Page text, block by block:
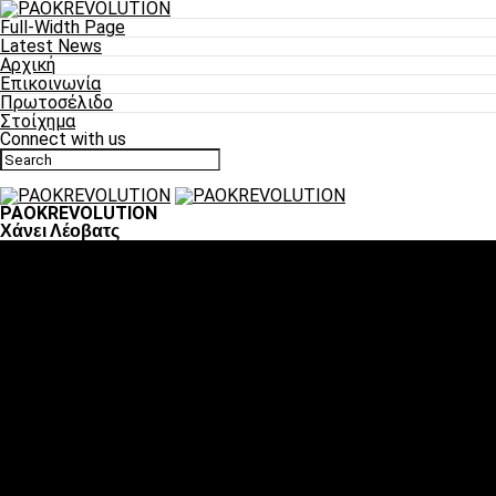
Full-Width Page
Latest News
Αρχική
Επικοινωνία
Πρωτοσέλιδο
Στοίχημα
Connect with us
PAOKREVOLUTION
Χάνει Λέοβατς